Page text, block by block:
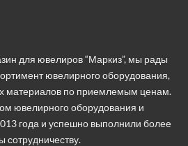
для ювелиров “Маркиз”, мы рады
ювелирного оборудования,
материалов по приемлемым ценам.
ювелирного оборудования и
года и успешно выполнили более
сотрудничеству.